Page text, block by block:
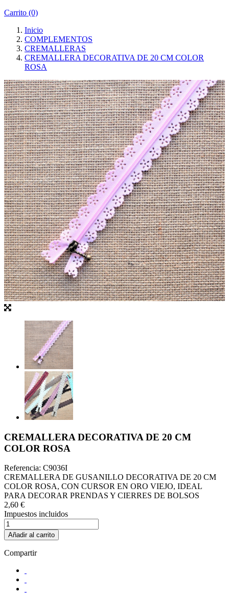
Carrito (0)
Inicio
COMPLEMENTOS
CREMALLERAS
CREMALLERA DECORATIVA DE 20 CM COLOR
ROSA
CREMALLERA DECORATIVA DE 20 CM
COLOR ROSA
Referencia: C9036I
CREMALLERA DE GUSANILLO DECORATIVA DE 20 CM
COLOR ROSA, CON CURSOR EN ORO VIEJO, IDEAL
PARA DECORAR PRENDAS Y CIERRES DE BOLSOS
2,60 €
Impuestos incluidos
Añadir al carrito
Compartir